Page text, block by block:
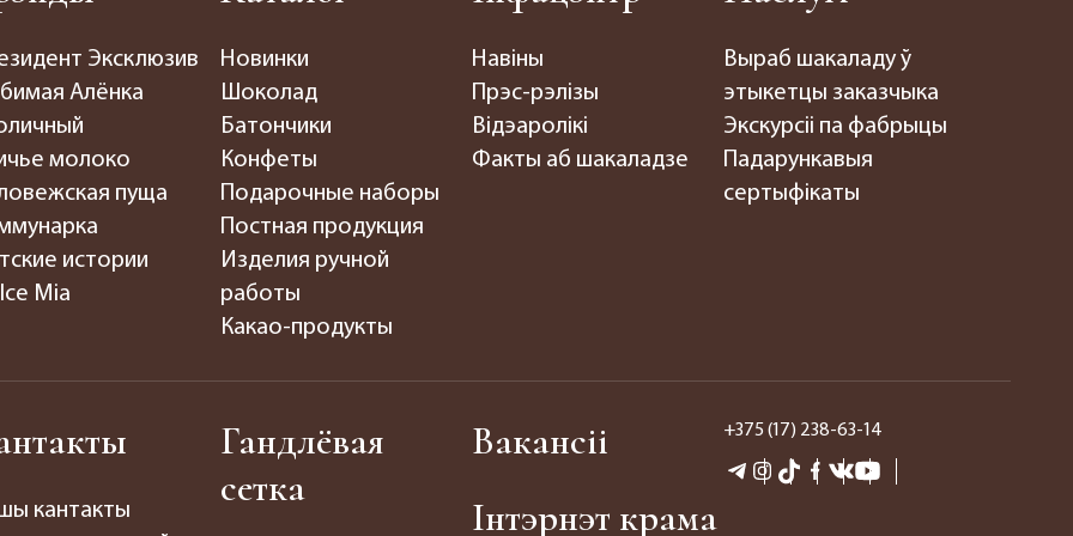
Эксклюзив
Алёнка
молоко
пуща
истории
Mia
Новинки
Шоколад
Батончики
Конфеты
Подарочные наборы
Постная продукция
Изделия ручной
работы
Какао-продукты
Навіны
Прэс-рэлізы
Відэаролікі
Факты аб шакаладзе
Выраб шакаладу ў
этыкетцы заказчыка
Экскурсіі па фабрыцы
Падарункавыя
сертыфікаты
кантакты
Гандлёвая
сетка
Вакансіі
Інтэрнэт крама
+375 (17) 238-63-14